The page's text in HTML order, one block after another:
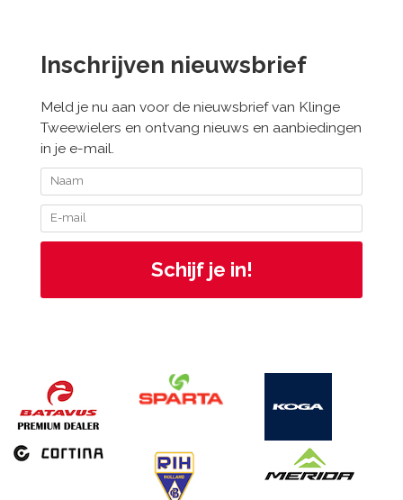
Inschrijven nieuwsbrief
Meld je nu aan voor de nieuwsbrief van Klinge
Tweewielers en ontvang nieuws en aanbiedingen
in je e-mail.